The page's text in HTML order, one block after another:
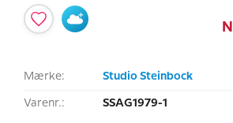
Mærke: Studio Steinbock
Varenr.: SSAG1979-1